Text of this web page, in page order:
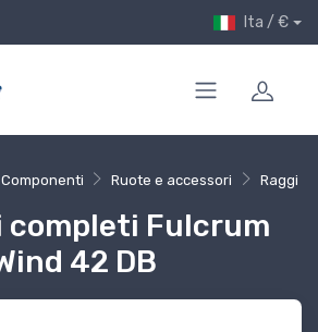
Ita / €
Componenti Ruote e accessori Raggi
completi Fulcrum
42 DB